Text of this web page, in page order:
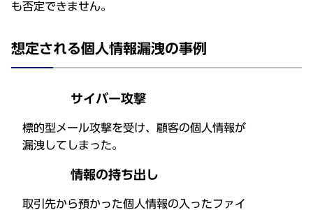
も否定できません。
想定される個人情報漏洩の事例
サイバー攻撃
標的型メール攻撃を受け、顧客の個人情報が
漏洩してしまった。
情報の持ち出し
取引先から預かった個人情報の入ったファイ